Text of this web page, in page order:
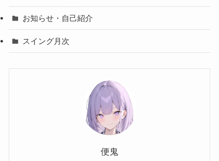
お知らせ・自己紹介
スイング月次
便鬼